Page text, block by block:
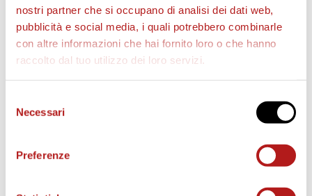
nostri partner che si occupano di analisi dei dati web,
pubblicità e social media, i quali potrebbero combinarle
con altre informazioni che hai fornito loro o che hanno
raccolto dal tuo utilizzo dei loro servizi.
delNecessari
Preferenze
AS CITTADELLA STORE